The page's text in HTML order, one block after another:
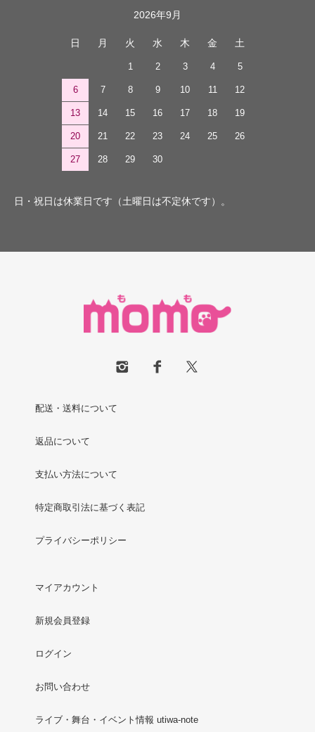
2026年9月
日 月 火 水 木 金 土
1 2 3 4 5
6 7 8 9 10 11 12
13 14 15 16 17 18 19
20 21 22 23 24 25 26
27 28 29 30
日・祝日は休業日です（土曜日は不定休です）。
配送・送料について
返品について
支払い方法について
特定商取引法に基づく表記
プライバシーポリシー
マイアカウント
新規会員登録
ログイン
お問い合わせ
ライブ・舞台・イベント情報 utiwa-note